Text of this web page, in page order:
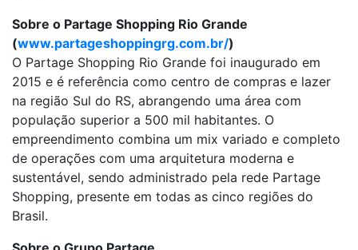
Sobre o Partage Shopping Rio Grande
(www.partageshoppingrg.com.br/)
O Partage Shopping Rio Grande foi inaugurado em
2015 e é referência como centro de compras e lazer
na região Sul do RS, abrangendo uma área com
população superior a 500 mil habitantes. O
empreendimento combina um mix variado e completo
de operações com uma arquitetura moderna e
sustentável, sendo administrado pela rede Partage
Shopping, presente em todas as cinco regiões do
Brasil.